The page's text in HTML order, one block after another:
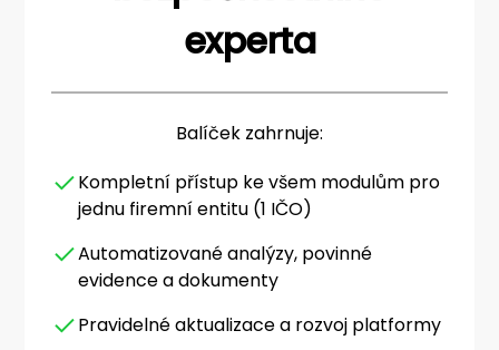
experta
Balíček zahrnuje:
Kompletní přístup ke všem modulům pro
jednu firemní entitu (1 IČO)
Automatizované analýzy, povinné
evidence a dokumenty
Pravidelné aktualizace a rozvoj platformy